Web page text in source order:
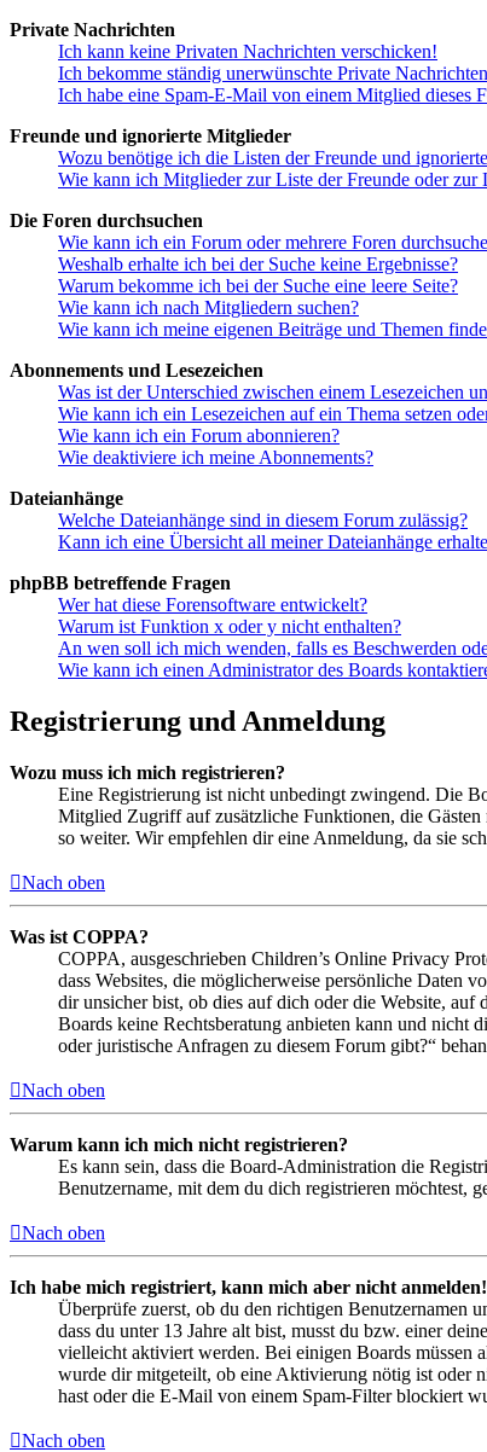
Private Nachrichten
Ich kann keine Privaten Nachrichten verschicken!
Ich bekomme ständig unerwünschte Private
Ich habe eine Spam-E-Mail von einem Mitglied dieses
Freunde und ignorierte Mitglieder
Wozu benötige ich die Listen der Freunde und
Wie kann ich Mitglieder zur Liste der Freunde oder
Die Foren durchsuchen
Wie kann ich ein Forum oder mehrere Foren
Weshalb erhalte ich bei der Suche keine Ergebnisse?
Warum bekomme ich bei der Suche eine leere Seite?
Wie kann ich nach Mitgliedern suchen?
Wie kann ich meine eigenen Beiträge und Themen
Abonnements und Lesezeichen
Was ist der Unterschied zwischen einem Lesezeichen
Wie kann ich ein Lesezeichen auf ein Thema setzen
Wie kann ich ein Forum abonnieren?
Wie deaktiviere ich meine Abonnements?
Dateianhänge
Welche Dateianhänge sind in diesem Forum zulässig?
Kann ich eine Übersicht all meiner Dateianhänge
phpBB betreffende Fragen
Wer hat diese Forensoftware entwickelt?
Warum ist Funktion x oder y nicht enthalten?
An wen soll ich mich wenden, falls es Beschwerden
Wie kann ich einen Administrator des Boards
Registrierung und Anmeldung
Wozu muss ich mich registrieren?
Eine Registrierung ist nicht unbedingt zwingend. Die
Mitglied Zugriff auf zusätzliche Funktionen, die
so weiter. Wir empfehlen dir eine Anmeldung, da sie
Nach oben
Was ist COPPA?
COPPA, ausgeschrieben Children’s Online Privacy
dass Websites, die möglicherweise persönliche Daten
dir unsicher bist, ob dies auf dich oder die Website,
Boards keine Rechtsberatung anbieten kann und nicht
oder juristische Anfragen zu diesem Forum gibt?“
Nach oben
Warum kann ich mich nicht registrieren?
Es kann sein, dass die Board-Administration die
Benutzername, mit dem du dich registrieren möchtest,
Nach oben
Ich habe mich registriert, kann mich aber nicht anmelden!
Überprüfe zuerst, ob du den richtigen Benutzernamen
dass du unter 13 Jahre alt bist, musst du bzw. einer
vielleicht aktiviert werden. Bei einigen Boards müssen
wurde dir mitgeteilt, ob eine Aktivierung nötig ist oder
hast oder die E-Mail von einem Spam-Filter blockiert
Nach oben